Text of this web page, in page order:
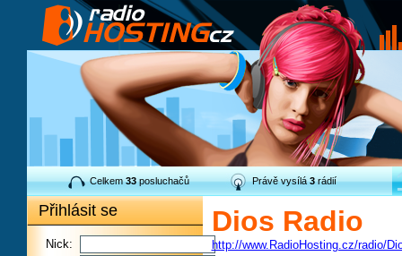
Celkem33posluchačů Právě vysílá3rádií
Přihlásit se
Nick:
Dios Radio
http://www.RadioHosting.cz/radio/